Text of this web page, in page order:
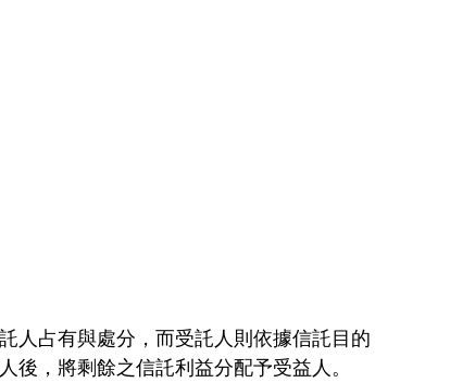
人占有與處分，而受託人則依據信託目的
，將剩餘之信託利益分配予受益人。